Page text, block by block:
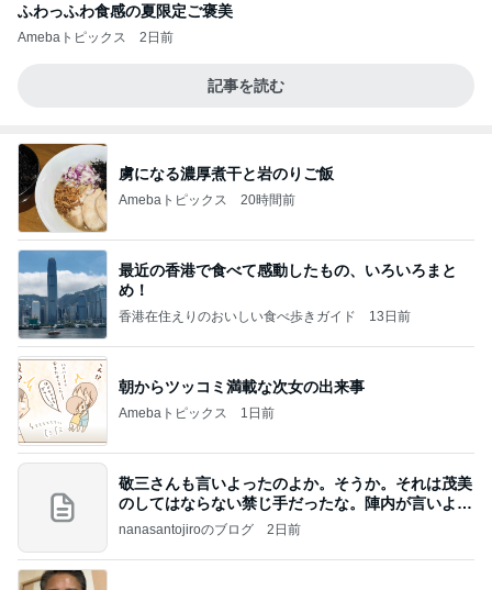
ふわっふわ食感の夏限定ご褒美
Amebaトピックス 2日前
記事を読む
虜になる濃厚煮干と岩のりご飯
Amebaトピックス 20時間前
最近の香港で食べて感動したもの、いろいろまと
め！
香港在住えりのおいしい食べ歩きガイド 13日前
朝からツッコミ満載な次女の出来事
Amebaトピックス 1日前
敬三さんも言いよったのよか。そうか。それは茂美
のしてはならない禁じ手だったな。陣内が言いよる
のよ
nanasantojiroのブログ 2日前